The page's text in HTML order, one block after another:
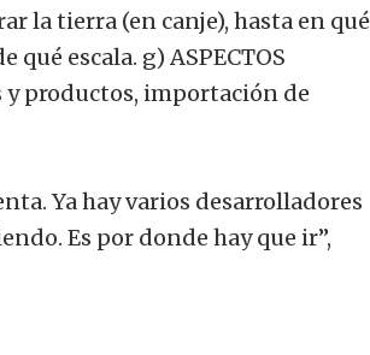
la tierra (en canje), hasta en qué
escala. g) ASPECTOS
y productos, importación de
Ya hay varios desarrolladores
Es por donde hay que ir”,